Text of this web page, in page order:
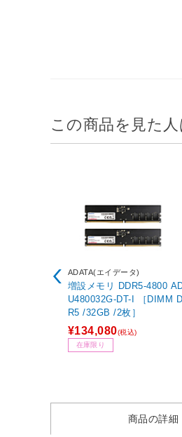
この商品を見た
ADATA(エイデータ)
増設メモリ DDR5-4800 AD5
U480032G-DT-I ［DIMM
R5 /32GB /2枚］
¥134,080(税込)
在庫限り
商品の詳細